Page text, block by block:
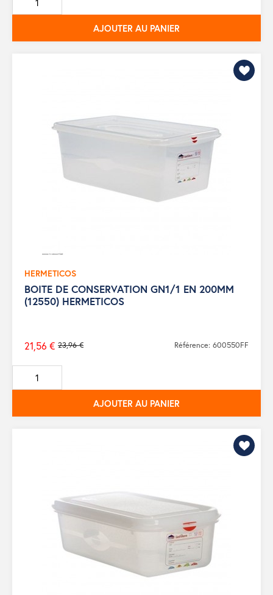
base
AJOUTER AU PANIER
HERMETICOS
BOITE DE CONSERVATION GN1/1 EN 200MM
(12550) HERMETICOS
Prix
de
base
23,96 €
21,56 € Référence: 600550FF
AJOUTER AU PANIER